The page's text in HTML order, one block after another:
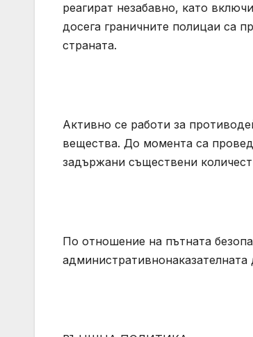
реагират незабавно, като
досега граничните полицаи са
страната.
Активно се работи за
вещества. До момента са
задържани съществени
По отношение на пътната